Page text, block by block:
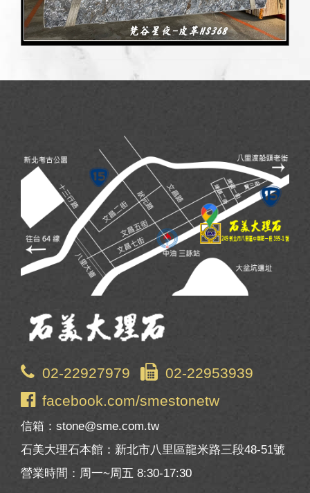
02-22927979
02-22953939
facebook.com/smestonetw
信箱：stone@sme.com.tw
石美大理石本館：新北市八里區龍米路三段48-51號
營業時間：周一~周五 8:30-17:30